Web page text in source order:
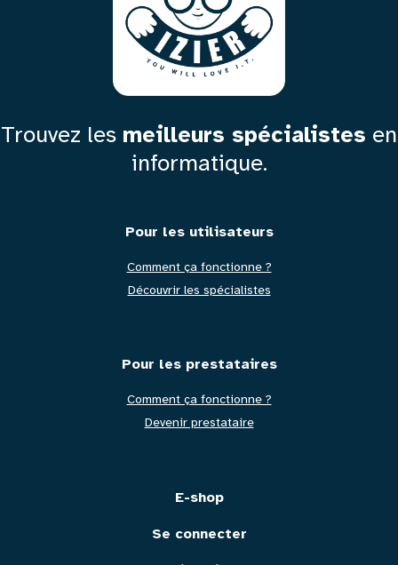
Trouvez les meilleurs spécialistes en
informatique.
Pied
de
page
Pour les utilisateurs
Comment ça fonctionne ?
Découvrir les spécialistes
Pour les prestataires
Comment ça fonctionne ?
Devenir prestataire
E-shop
Se connecter